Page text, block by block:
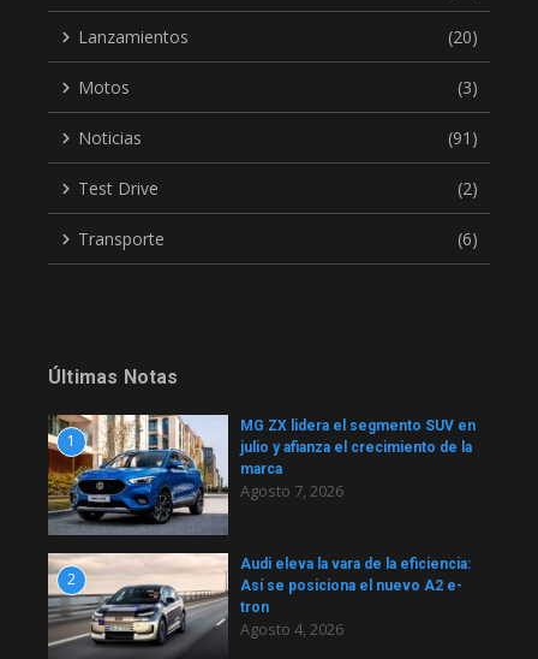
Lanzamientos (20)
Motos (3)
Noticias (91)
Test Drive (2)
Transporte (6)
Últimas Notas
1
MG ZX lidera el segmento SUV en
julio y afianza el crecimiento de la
marca
Agosto 7, 2026
2
Audi eleva la vara de la eficiencia:
Así se posiciona el nuevo A2 e-
tron
Agosto 4, 2026